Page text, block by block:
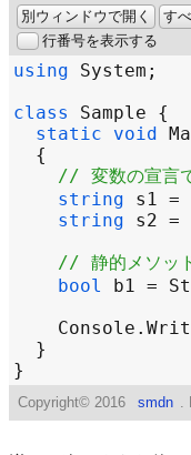
別ウィンドウで開く
す
行番号を表示する
using System
class
Sample
static
void
// 変数の宣言
string
s1 =
string
s2 =
// 静的メソッ
bool
b1 =
Console .
Copyright© 2016 smdn .